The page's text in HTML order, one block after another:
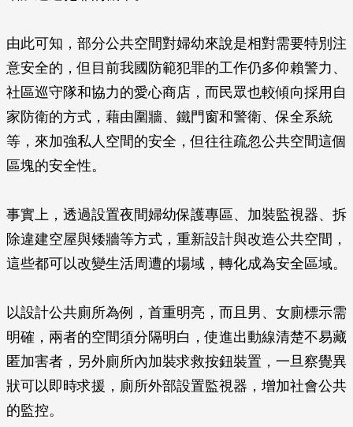
由此可知，部分公共空間對婦幼來說是相對需要特別注
意安全的，但目前我國防範犯罪的工作仍多仰賴警力、
社區巡守隊和協力的愛心商店，而民眾也較傾向採用自
家防衛的方式，藉由圍牆、鐵門窗和警衛、保全系統
等，來加強私人空間的安全，但往往疏忽公共空間這個
區塊的安全性。
事實上，透過設置夜間婦幼保護專區、加裝監視器、拆
除違建空屋與矮牆等方式，重新設計與改造公共空間，
這些都可以改變生活周遭的場域，轉化成為安全區域。
以設計公共廁所為例，首重明亮，而且男、女廁標示需
明確，兩者的空間須分隔明白，使進出動線清楚不易藏
匿加害者，另外廁所內加裝求救按鈕裝置，一旦察覺異
狀可以即時求援，廁所外部設置監視器，增加社會公共
的監控。